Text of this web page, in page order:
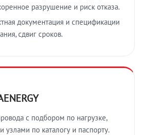
разрушение и риск отказа.
документация и спецификации
сдвиг сроков.
с подбором по нагрузке,
узлами по каталогу и паспорту.